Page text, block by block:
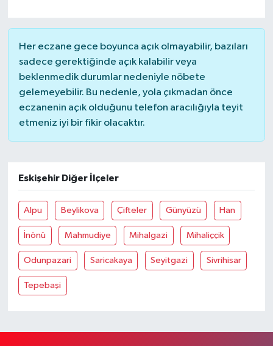
Her eczane gece boyunca açık olmayabilir, bazıları
sadece gerektiğinde açık kalabilir veya
beklenmedik durumlar nedeniyle nöbete
gelemeyebilir. Bu nedenle, yola çıkmadan önce
eczanenin açık olduğunu telefon aracılığıyla teyit
etmeniz iyi bir fikir olacaktır.
Eskişehir Diğer İlçeler
Alpu Beylikova Çifteler Günyüzü Han
İnönü Mahmudiye Mihalgazi Mihaliççik
Odunpazari Saricakaya Seyitgazi Sivrihisar
Tepebaşi